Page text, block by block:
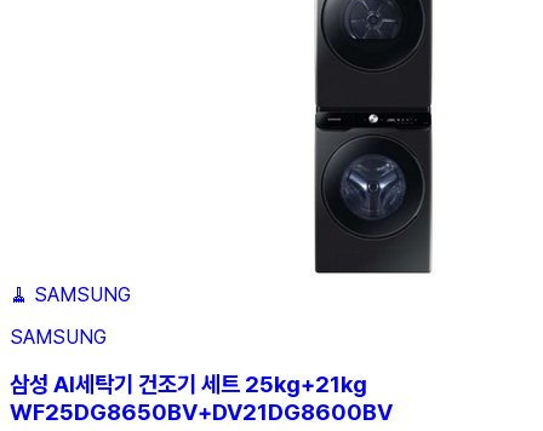
🧹 SAMSUNG
SAMSUNG
삼성 AI세탁기 건조기 세트 25kg+21kg
WF25DG8650BV+DV21DG8600BV